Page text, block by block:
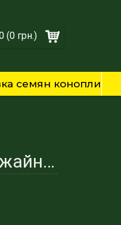
(0 грн.)
семян конопли
Семена каннабиса Auto Fem Gorila #5 - Элитный Испанский Высокий Урожайный